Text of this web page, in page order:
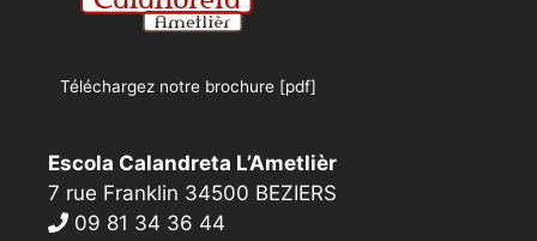
Téléchargez notre brochure [pdf]
Escola Calandreta L’Ametlièr
7 rue Franklin 34500 BEZIERS
09 81 34 36 44